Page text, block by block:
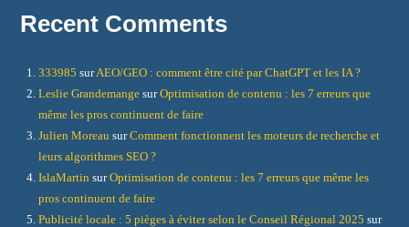
Recent Comments
333985 surAEO/GEO : comment être cité par ChatGPT et les IA ?
Leslie Grandemange surOptimisation de contenu : les 7 erreurs que
même les pros continuent de faire
Julien Moreau surComment fonctionnent les moteurs de recherche et
leurs algorithmes SEO ?
IslaMartin surOptimisation de contenu : les 7 erreurs que même les
pros continuent de faire
Publicité locale : 5 pièges à éviter selon le Conseil Régional 2025 sur